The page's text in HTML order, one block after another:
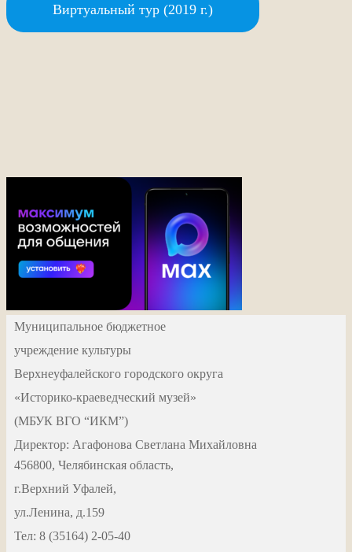
Виртуальный тур (2019 г.)
Муниципальное бюджетное
учреждение культуры
Верхнеуфалейского городского округа
«Историко-краеведческий музей»
(МБУК ВГО “ИКМ”)
Директор: Агафонова Светлана Михайловна
456800, Челябинская область,
г.Верхний Уфалей,
ул.Ленина, д.159
Тел: 8 (35164) 2-05-40